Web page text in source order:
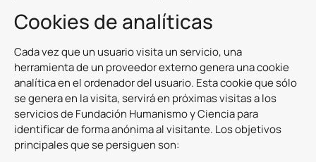
Cookies de analíticas
Cada vez que un usuario visita un servicio, una
herramienta de un proveedor externo genera una cookie
analítica en el ordenador del usuario. Esta cookie que sólo
se genera en la visita, servirá en próximas visitas a los
servicios de Fundación Humanismo y Ciencia para
identificar de forma anónima al visitante. Los objetivos
principales que se persiguen son: